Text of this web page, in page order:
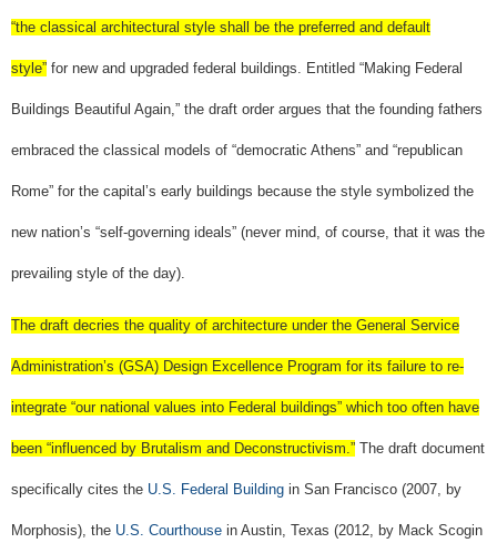
“the classical architectural style shall be the preferred and default
style” for new and upgraded federal buildings. Entitled “Making Federal
Buildings Beautiful Again,” the draft order argues that the founding fathers
embraced the classical models of “democratic Athens” and “republican
Rome” for the capital’s early buildings because the style symbolized the
new nation’s “self-governing ideals” (never mind, of course, that it was the
prevailing style of the day).
The draft decries the quality of architecture under the General Service
Administration’s (GSA) Design Excellence Program for its failure to re-
integrate “our national values into Federal buildings” which too often have
been “influenced by Brutalism and Deconstructivism.” The draft document
specifically cites the U.S. Federal Building in San Francisco (2007, by
Morphosis), the U.S. Courthouse in Austin, Texas (2012, by Mack Scogin